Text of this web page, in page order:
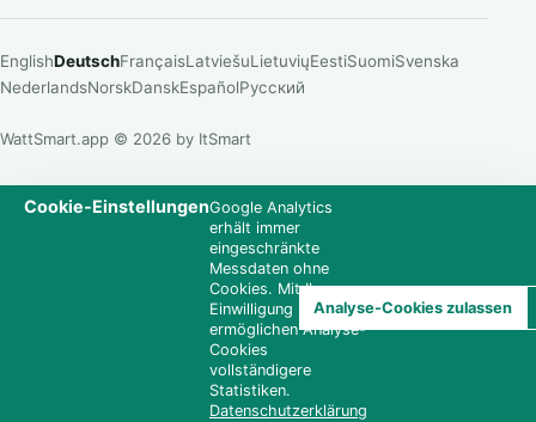
Cookie-EinstellungenGoogle Analytics
erhält immer
eingeschränkte
Messdaten ohne
Cookies. Mit Ihrer
Einwilligung
ermöglichen Analyse-
Cookies
vollständigere
Statistiken.
Datenschutzerklärung
Analyse-Cookies zulassen
EnglishDeutschFrançaisLatviešuLietuviųEestiSuomiSvenska
NederlandsNorskDanskEspañolРусский
WattSmart.app © 2026 by ItSmart